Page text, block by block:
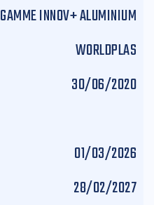
GAMME INNOV+ ALUMINIUM
WORLDPLAS
30/06/2020
01/03/2026
28/02/2027